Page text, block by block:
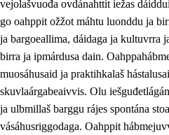
2.4 Oahppat oahppat
Fágaidrasttideaddji fáttát
vejolašvuođa ovdánahttit iežas
go oahppit ožžot máhtu luonddu ja
ja bargoeallima, dáidaga ja kultuvrra
birra ja ipmárdusa dain.
muosáhusaid ja praktihkalaš
skuvlaárgabeaivvis. Olu
ja ulbmillaš barggu rájes spontána
vásáhusriggodaga. Oahppit